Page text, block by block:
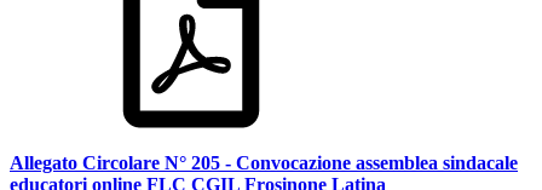
Allegato Circolare N° 205 - Convocazione assemblea sindacale
educatori online FLC CGIL Frosinone Latina